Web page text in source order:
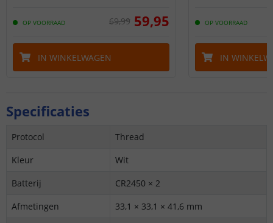
OP VOORRAAD 69,99 59,95
IN WINKELWAGEN
OP VOORRAAD
IN
Specificaties
Protocol
Thread
Kleur
Wit
Batterij
CR2450 × 2
Afmetingen
33,1 × 33,1 × 41,6 mm